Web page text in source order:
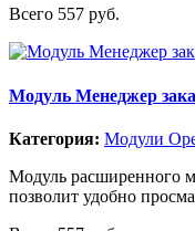
Всего 557 руб.
Модуль Менеджер
Категория: Модули
Модуль расширенного
позволит удобно